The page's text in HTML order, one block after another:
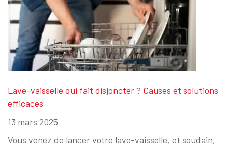
Lave-vaisselle qui fait disjoncter ? Causes et solutions
efficaces
13 mars 2025
Vous venez de lancer votre lave-vaisselle, et soudain,